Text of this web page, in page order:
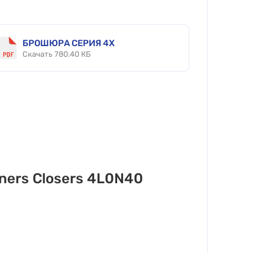
БРОШЮРА СЕРИЯ 4X
Скачать 780.40 КБ
Closers 4L0N40